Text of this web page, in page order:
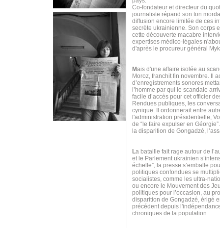
Co-fondateur et directeur du
journaliste répand son ton
diffusion encore limitée de ces
secrète ukrainienne. Son corps
cette découverte macabre
expertises médico-légales
d'après le procureur général
Mais d'une affaire isolée au
Moroz, franchit fin novembre. Il
d’enregistrements sonores
l’homme par qui le scandale
facile d’accès pour cet officier
Rendues publiques, les
cynique. Il ordonnerait entre
l'administration présidentielle,
de “le faire expulser en
la disparition de Gongadzé,
La bataille fait rage autour de
et le Parlement ukrainien
échelle”, la presse s’emballe
politiques confondues se
socialistes, comme les ultra-
ou encore le Mouvement des
politiques pour l’occasion, au
disparition de Gongadzé, érigé
précédent depuis
chroniques de la population.